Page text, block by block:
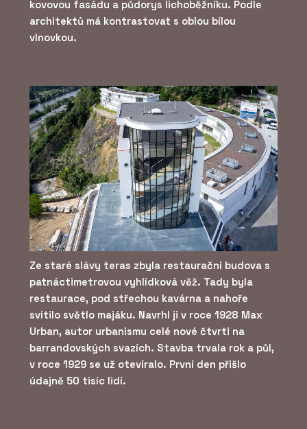
kovovou fasádu a půdorys lichoběžníku. Podle
architektů má kontrastovat s oblou bílou
vlnovkou.
Ze staré slávy teras zbyla restaurační budova s
patnáctimetrovou vyhlídková věž. Tady byla
restaurace, pod střechou kavárna a nahoře
svítilo světlo majáku. Navrhl ji v roce 1928 Max
Urban, autor urbanismu celé nové čtvrti na
barrandovských svazích. Stavba trvala rok a půl,
v roce 1929 se už otevíralo. První den přišlo
údajně 50 tisíc lidí.